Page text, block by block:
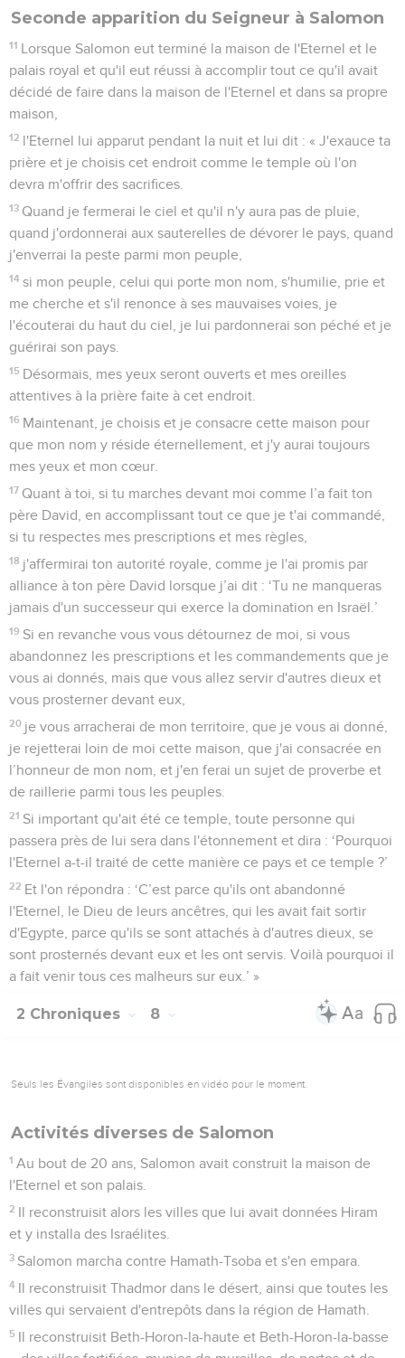
Seconde apparition du Seigneur à Salomon
11 Lorsque Salomon eut terminé la maison de l'Eternel et le
palais royal et qu'il eut réussi à accomplir tout ce qu'il avait
décidé de faire dans la maison de l'Eternel et dans sa propre
maison,
12 l'Eternel lui apparut pendant la nuit et lui dit : « J'exauce ta
prière et je choisis cet endroit comme le temple où l'on
devra m'offrir des sacrifices.
13 Quand je fermerai le ciel et qu'il n'y aura pas de pluie,
quand j'ordonnerai aux sauterelles de dévorer le pays, quand
j'enverrai la peste parmi mon peuple,
14 si mon peuple, celui qui porte mon nom, s'humilie, prie et
me cherche et s'il renonce à ses mauvaises voies, je
l'écouterai du haut du ciel, je lui pardonnerai son péché et je
guérirai son pays.
15 Désormais, mes yeux seront ouverts et mes oreilles
attentives à la prière faite à cet endroit.
16 Maintenant, je choisis et je consacre cette maison pour
que mon nom y réside éternellement, et j'y aurai toujours
mes yeux et mon cœur.
17 Quant à toi, si tu marches devant moi comme l’a fait ton
père David, en accomplissant tout ce que je t'ai commandé,
si tu respectes mes prescriptions et mes règles,
18 j'affermirai ton autorité royale, comme je l'ai promis par
alliance à ton père David lorsque j’ai dit : ‘Tu ne manqueras
jamais d'un successeur qui exerce la domination en Israël.’
19 Si en revanche vous vous détournez de moi, si vous
abandonnez les prescriptions et les commandements que je
vous ai donnés, mais que vous allez servir d'autres dieux et
vous prosterner devant eux,
20 je vous arracherai de mon territoire, que je vous ai donné,
je rejetterai loin de moi cette maison, que j'ai consacrée en
l’honneur de mon nom, et j'en ferai un sujet de proverbe et
de raillerie parmi tous les peuples.
21 Si important qu'ait été ce temple, toute personne qui
passera près de lui sera dans l'étonnement et dira : ‘Pourquoi
l'Eternel a-t-il traité de cette manière ce pays et ce temple ?’
22 Et l'on répondra : ‘C’est parce qu'ils ont abandonné
l'Eternel, le Dieu de leurs ancêtres, qui les avait fait sortir
d'Egypte, parce qu'ils se sont attachés à d'autres dieux, se
sont prosternés devant eux et les ont servis. Voilà pourquoi il
a fait venir tous ces malheurs sur eux.’ »
2 Chroniques 8
Seuls les Évangiles sont disponibles en vidéo pour le moment.
Activités diverses de Salomon
1 Au bout de 20 ans, Salomon avait construit la maison de
l'Eternel et son palais.
2 Il reconstruisit alors les villes que lui avait données Hiram
et y installa des Israélites.
3 Salomon marcha contre Hamath-Tsoba et s'en empara.
4 Il reconstruisit Thadmor dans le désert, ainsi que toutes les
villes qui servaient d'entrepôts dans la région de Hamath.
5 Il reconstruisit Beth-Horon-la-haute et Beth-Horon-la-basse